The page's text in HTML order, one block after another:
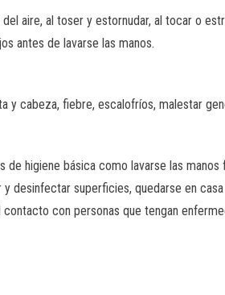
aire, al toser y estornudar, al tocar o
antes de lavarse las manos.
cabeza, fiebre, escalofríos, malestar
higiene básica como lavarse las
desinfectar superficies, quedarse en
con personas que tengan